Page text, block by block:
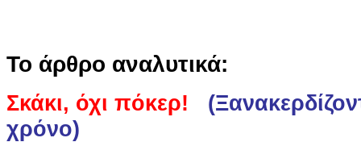
Το άρθρο αναλυτικά:
Σκάκι, όχι πόκερ!
χρόνο)